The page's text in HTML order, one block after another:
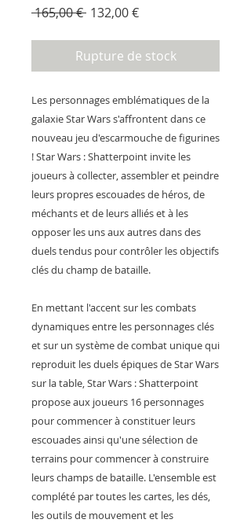
165,00 € Prix
132,00 €Prix
Rupture de stock
Les personnages emblématiques de la
galaxie Star Wars s'affrontent dans ce
nouveau jeu d'escarmouche de figurines
! Star Wars : Shatterpoint invite les
joueurs à collecter, assembler et peindre
leurs propres escouades de héros, de
méchants et de leurs alliés et à les
opposer les uns aux autres dans des
duels tendus pour contrôler les objectifs
clés du champ de bataille.
En mettant l'accent sur les combats
dynamiques entre les personnages clés
et sur un système de combat unique qui
reproduit les duels épiques de Star Wars
sur la table, Star Wars : Shatterpoint
propose aux joueurs 16 personnages
pour commencer à constituer leurs
escouades ainsi qu'une sélection de
terrains pour commencer à construire
leurs champs de bataille. L'ensemble est
complété par toutes les cartes, les dés,
les outils de mouvement et les